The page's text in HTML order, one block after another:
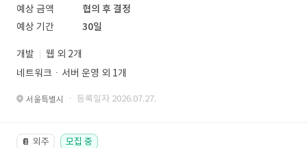
예상 금액
협의 후 결정
예상 기간
30일
개발
웹 외 2개
네트워크ㆍ서버 운영 외 1개
서울특별시 · 등록일자 2026.07.27.
📔 외주 모집 중